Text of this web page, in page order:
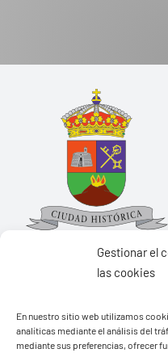
Gestionar el
las cookies
En nuestro sitio web utilizamos
analíticas mediante el análisis del
mediante sus preferencias, ofrecer
Ayuntamiento de Yaiza
Pza. de Los Remedios, 1